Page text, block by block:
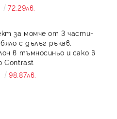
72.29лв.
за момче от 3 части-
с дълъг ръкав,
в тъмносиньо и сако в
Contrast
98.87лв.